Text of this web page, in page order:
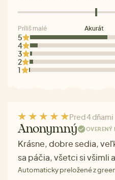
5
4
3
2
1
Príliš malé Akurát
Pred 4 dňami
Anonymný OVERENÝ
Krásne, dobre sedia,
sa páčia, všetci si všimli
Automaticky preložené z